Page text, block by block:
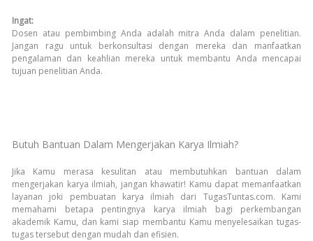
Ingat:
Dosen atau pembimbing Anda adalah mitra Anda dalam penelitian.
Jangan ragu untuk berkonsultasi dengan mereka dan manfaatkan
pengalaman dan keahlian mereka untuk membantu Anda mencapai
tujuan penelitian Anda.
Butuh Bantuan Dalam Mengerjakan Karya Ilmiah?
Jika Kamu merasa kesulitan atau membutuhkan bantuan dalam
mengerjakan karya ilmiah, jangan khawatir! Kamu dapat memanfaatkan
layanan joki pembuatan karya ilmiah dari TugasTuntas.com. Kami
memahami betapa pentingnya karya ilmiah bagi perkembangan
akademik Kamu, dan kami siap membantu Kamu menyelesaikan tugas-
tugas tersebut dengan mudah dan efisien.